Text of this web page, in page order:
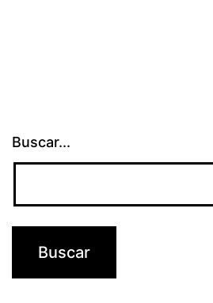
Buscar...